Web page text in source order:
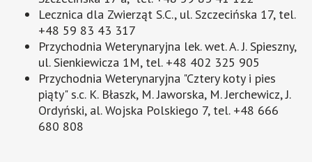
Lecznica dla Zwierząt S.C., ul. Szczecińska 17, tel.
+48 59 83 43 317
Przychodnia Weterynaryjna lek. wet. A. J. Spieszny,
ul. Sienkiewicza 1M, tel. +48 402 325 905
Przychodnia Weterynaryjna "Cztery koty i pies
piąty" s.c. K. Błaszk, M. Jaworska, M. Jerchewicz, J.
Ordyński, al. Wojska Polskiego 7, tel. +48 666
680 808